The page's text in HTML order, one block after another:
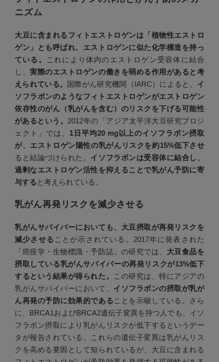
ニズム
大豆に含まれるフィトエストロゲンは「植物性エストロ
ゲン」とも呼ばれ、エストロゲンに似た化学構造を持っ
ている。
これにより体内のエストロゲン受容体に結合
し、実際のエストロゲンの働きを弱める作用があると考
えられている。 国際がん研究機関（IARC）によると、 イ
ソフラボンのようなフィトエストロゲンがエストロゲン
依存性のがん（乳がんを含む）のリスクを下げる可能性
があるという。 2012年の「アジア太平洋大豆研究プロジ
ェクト」では、 1日平均20 mg以上のイソフラボン摂取
が、エストロゲン陽性の乳がんリスクを約15%低下させ
ると結論づけられた。 イソフラボンは受容体に結合し、
過剰なエストロゲン活性を抑えることで乳がん予防に寄
与すると考えられている。
乳がん再発リスクを減少させる
乳がんサバイバーにおいても、大豆摂取が再発リスクを
減少させる ことが示されている。2017年に発表された
「癌疫学・生物標識・予防誌」の研究では、 大豆食品を
摂取している乳がんサバイバーの再発リスクが13%低下
するという結果が得られた。
この研究は、特にアジアの
乳がんサバイバーにおいて、 イソフラボンの摂取が乳が
ん再発の予防に効果的であることを示唆している。さら
に、BRCA1およびBRCA2遺伝子変異を持つ人でも、イソ
フラボン摂取により乳がんリスクが低下するというデー
タが報告されている。これらの遺伝子変異は乳がんリス
クを高める要因として知られているが、大豆に含まれる